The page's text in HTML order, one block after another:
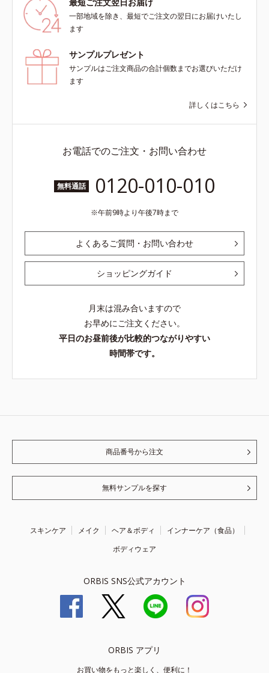
一部地域を除き、最短でご注文の翌日にお届けいたし
ます
サンプルプレゼント
サンプルはご注文商品の合計個数までお選びいただけ
ます
詳しくはこちら
お電話でのご注文・お問い合わせ
無料通話 0120-010-010
午前9時より午後7時まで
よくあるご質問・お問い合わせ
ショッピングガイド
月末は混み合いますので
お早めにご注文ください。
平日のお昼前後が比較的つながりやすい
時間帯です。
商品番号から注文
無料サンプルを探す
スキンケア メイク ヘア＆ボディ
インナーケア（食品）
ボディウェア
ORBIS SNS公式アカウント
ORBIS アプリ
お買い物をもっと楽しく、便利に！